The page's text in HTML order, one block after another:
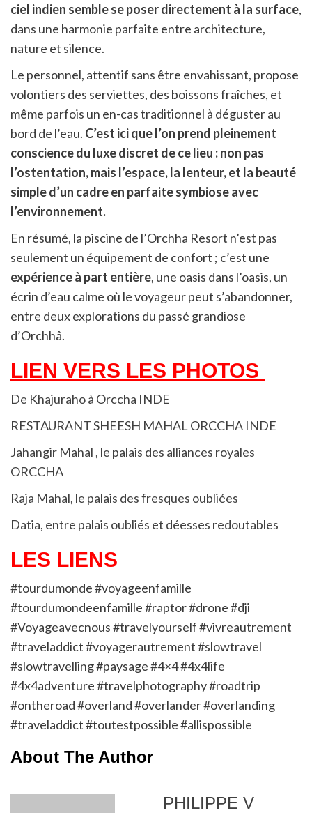
ciel indien semble se poser directement à la surface,
dans une harmonie parfaite entre architecture,
nature et silence.
Le personnel, attentif sans être envahissant, propose
volontiers des serviettes, des boissons fraîches, et
même parfois un en-cas traditionnel à déguster au
bord de l’eau. C’est ici que l’on prend pleinement
conscience du luxe discret de ce lieu : non pas
l’ostentation, mais l’espace, la lenteur, et la beauté
simple d’un cadre en parfaite symbiose avec
l’environnement.
En résumé, la piscine de l’Orchha Resort n’est pas
seulement un équipement de confort ; c’est une
expérience à part entière, une oasis dans l’oasis, un
écrin d’eau calme où le voyageur peut s’abandonner,
entre deux explorations du passé grandiose
d’Orchhâ.
LIEN VERS LES PHOTOS
De Khajuraho à Orccha INDE
RESTAURANT SHEESH MAHAL ORCCHA INDE
Jahangir Mahal , le palais des alliances royales
ORCCHA
Raja Mahal, le palais des fresques oubliées
Datia, entre palais oubliés et déesses redoutables
LES LIENS
#tourdumonde #voyageenfamille
#tourdumondeenfamille #raptor #drone #dji
#Voyageavecnous #travelyourself #vivreautrement
#traveladdict #voyagerautrement #slowtravel
#slowtravelling #paysage #4×4 #4x4life
#4x4adventure #travelphotography #roadtrip
#ontheroad #overland #overlander #overlanding
#traveladdict #toutestpossible #allispossible
About The Author
PHILIPPE V